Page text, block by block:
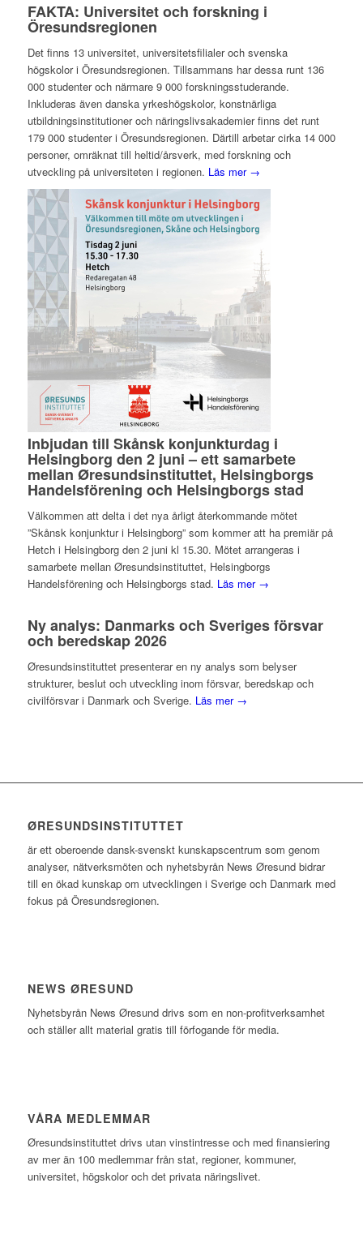
FAKTA: Universitet och forskning i
Öresundsregionen
Det finns 13 universitet, universitetsfilialer och svenska
högskolor i Öresundsregionen. Tillsammans har dessa runt 136
000 studenter och närmare 9 000 forskningsstuderande.
Inkluderas även danska yrkeshögskolor, konstnärliga
utbildningsinstitutioner och näringslivsakademier finns det runt
179 000 studenter i Öresundsregionen. Därtill arbetar cirka 14 000
personer, omräknat till heltid/årsverk, med forskning och
utveckling på universiteten i regionen. Läs mer →
Inbjudan till Skånsk konjunkturdag i
Helsingborg den 2 juni – ett samarbete
mellan Øresundsinstituttet, Helsingborgs
Handelsförening och Helsingborgs stad
Välkommen att delta i det nya årligt återkommande mötet
”Skånsk konjunktur i Helsingborg” som kommer att ha premiär på
Hetch i Helsingborg den 2 juni kl 15.30. Mötet arrangeras i
samarbete mellan Øresundsinstituttet, Helsingborgs
Handelsförening och Helsingborgs stad. Läs mer →
Ny analys: Danmarks och Sveriges försvar
och beredskap 2026
Øresundsinstituttet presenterar en ny analys som belyser
strukturer, beslut och utveckling inom försvar, beredskap och
civilförsvar i Danmark och Sverige. Läs mer →
ØRESUNDSINSTITUTTET
är ett oberoende dansk-svenskt kunskapscentrum som genom
analyser, nätverksmöten och nyhetsbyrån News Øresund bidrar
till en ökad kunskap om utvecklingen i Sverige och Danmark med
fokus på Öresundsregionen.
NEWS ØRESUND
Nyhetsbyrån News Øresund drivs som en non-profitverksamhet
och ställer allt material gratis till förfogande för media.
VÅRA MEDLEMMAR
Øresundsinstituttet drivs utan vinst­intresse och med finansiering
av mer än 100 medlemmar från stat, regioner, kommuner,
universitet, högskolor och det privata näringslivet.